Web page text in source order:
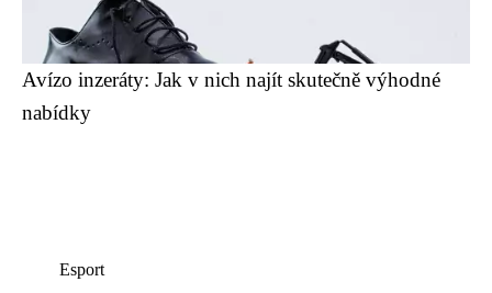
Avízo inzeráty: Jak v nich najít skutečně výhodné
nabídky
Esport